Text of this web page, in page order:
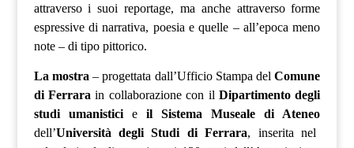
attraverso i suoi reportage, ma anche attraverso forme
espressive di narrativa, poesia e quelle – all’epoca meno
note – di tipo pittorico.
La mostra – progettata dall’Ufficio Stampa delComune
di Ferrara in collaborazione con ilDipartimento degli
studi umanisticie il Sistema Museale di Ateneo
dell’Università degli Studi di Ferrara, inserita nel